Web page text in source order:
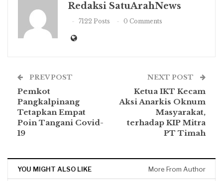
Redaksi SatuArahNews
7122 Posts 0 Comments
PREV POST
Pemkot
Pangkalpinang
Tetapkan Empat
Poin Tangani Covid-
19
NEXT POST
Ketua IKT Kecam
Aksi Anarkis Oknum
Masyarakat,
terhadap KIP Mitra
PT Timah
YOU MIGHT ALSO LIKE More From Author